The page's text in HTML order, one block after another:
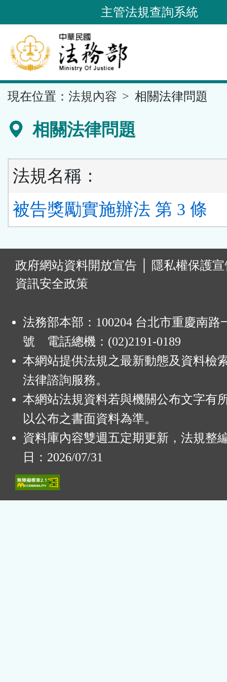
到
要
內
容
區
主管法規查詢系統
現在位置： 法規內容 相關法律問題
相關法律問題
法規名稱：
被告獎勵實施辦法 第 3 條
政府網站資料開放宣告
隱私權保護
資訊安全政策
法務部本部：100204 台北市重慶南路
號 電話總機：(02)2191-0189
本網站提供法規之最新動態及資料檢
法律諮詢服務。
本網站法規資料若與機關公布文字有
以公布之書面資料為準。
資料庫內容雙週五定期更新，法規整
日：2026/07/31